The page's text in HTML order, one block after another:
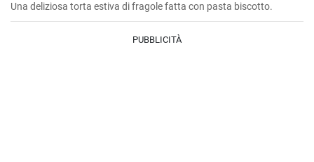
Una deliziosa torta estiva di fragole fatta con pasta biscotto.
PUBBLICITÀ